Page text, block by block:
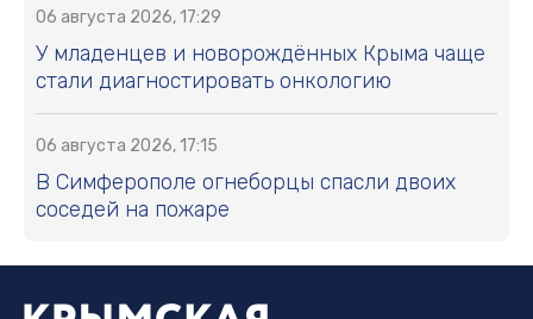
06 августа 2026, 17:29
У младенцев и новорождённых Крыма чаще
стали диагностировать онкологию
06 августа 2026, 17:15
В Симферополе огнеборцы спасли двоих
соседей на пожаре